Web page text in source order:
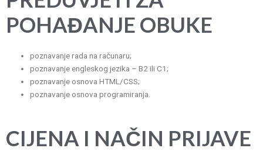
POHAĐANJE OBUKE
poznavanje rada na računaru;
poznavanje engleskog jezika – B2 ili C1;
poznavanje osnova HTML/CSS;
poznavanje osnova programiranja.
CIJENA I NAČIN PRIJAVE